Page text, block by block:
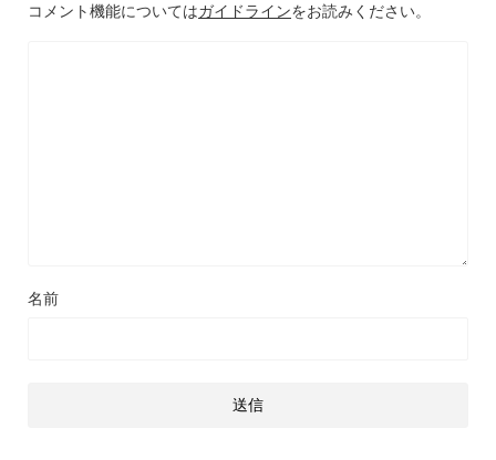
コメント機能についてはガイドラインをお読みください。
名前